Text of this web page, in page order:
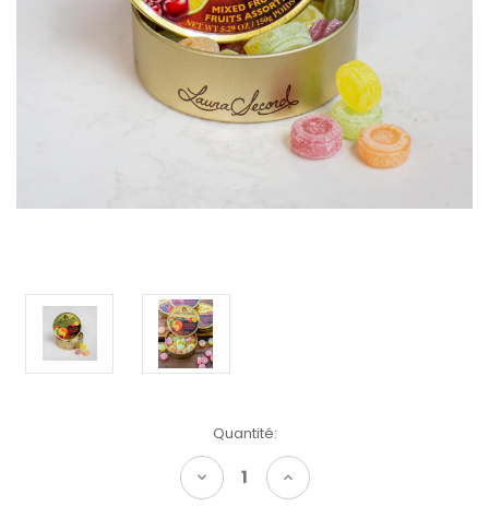
Quantité:
Diminuer
la
quantité:
Augmenter
la
quantité: